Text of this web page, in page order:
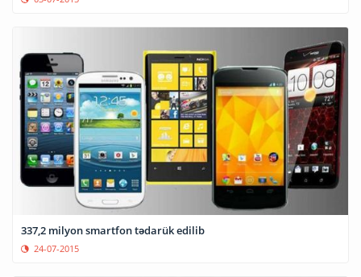
337,2 milyon smartfon tədarük edilib
24-07-2015